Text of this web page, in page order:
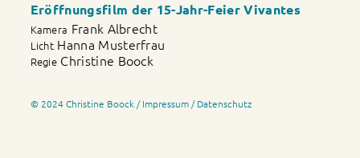
Eröffnungsfilm der 15-Jahr-Feier Vivantes
Kamera Frank Albrecht
Licht Hanna Musterfrau
Regie Christine Boock
© 2024 Christine Boock /Impressum/Datenschutz